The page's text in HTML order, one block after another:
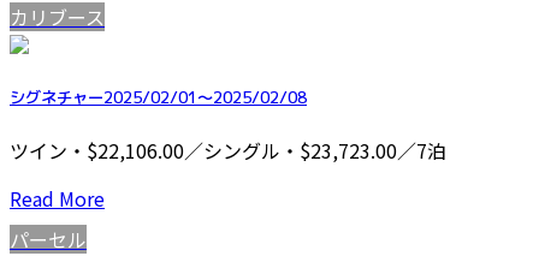
カリブース
シグネチャー2025/02/01～2025/02/08
ツイン・$22,106.00／シングル・$23,723.00／7泊
Read More
パーセル